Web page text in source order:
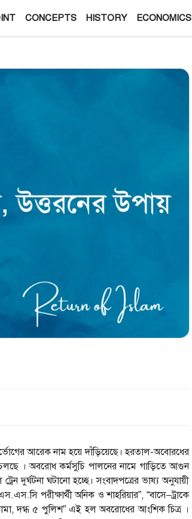
CONCEPTS HISTORY ECONOMICS
আরেক নাম হয়ে দাঁড়িয়েছে। হরতাল-অবোরধের
। অবরোধ কর্মসুচি পালনের নামে গাড়িতে আগুন
দুর্ঘটনা ঘটানো হচ্ছে। সংবাদপত্রের ভাষ্য অনুযায়ী
পরীক্ষার্থী অনিক ও শাহরিয়ার”, “বাসে–ট্রাকে
দগ্ধ ৫ পুলিশ” এই হল অবরোধের আংশিক চিত্র ।